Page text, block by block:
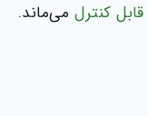
قابل کنترلمی‌ماند.